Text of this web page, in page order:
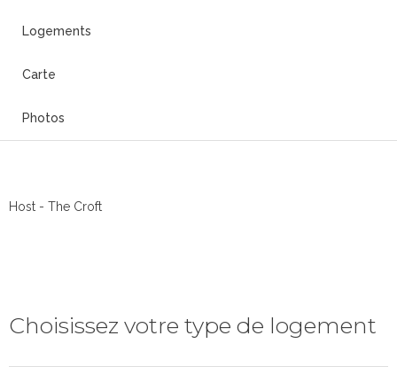
Logements
Carte
Photos
Host - The Croft
Choisissez votre type de logement